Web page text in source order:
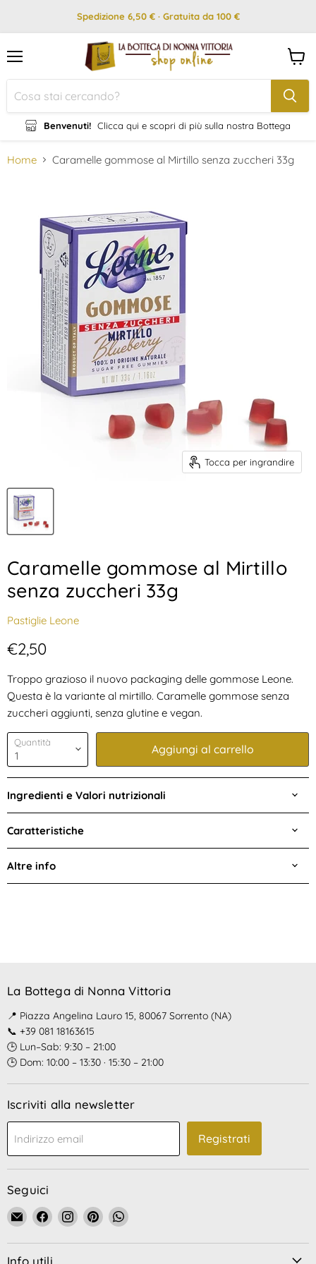
Spedizione 6,50 € · Gratuita da 100 €
Benvenuti! Clicca qui e scopri di più sulla nostra Bottega
il
Home Caramelle gommose al Mirtillo senza zuccheri 33g
Tocca per ingrandire
Caramelle gommose al Mirtillo
senza zuccheri 33g
Pastiglie Leone
Prezzo attuale
€2,50
Troppo grazioso il nuovo packaging delle gommose Leone.
Questa è la variante al mirtillo. Caramelle gommose senza
zuccheri aggiunti, senza glutine e vegan.
Quantità
Aggiungi al carrello
Ingredienti e Valori nutrizionali
Caratteristiche
Altre info
La Bottega di Nonna Vittoria
📍 Piazza Angelina Lauro 15, 80067 Sorrento (NA)
📞 +39 081 18163615
🕒 Lun–Sab: 9:30 – 21:00
🕒 Dom: 10:00 – 13:30 · 15:30 – 21:00
Iscriviti alla newsletter
Indirizzo email Registrati
Seguici
Email
La
Bottega
di
Trovaci
Facebook
Trovaci
Instagram
Trovaci
Pinterest
Trovaci
WhatsApp
Info utili